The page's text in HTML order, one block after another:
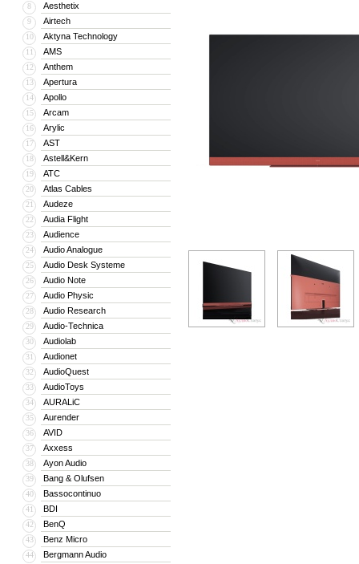
8 Aesthetix
9 Airtech
10 Aktyna Technology
11 AMS
12 Anthem
13 Apertura
14 Apollo
15 Arcam
16 Arylic
17 AST
18 Astell&Kern
19 ATC
20 Atlas Cables
21 Audeze
22 Audia Flight
23 Audience
24 Audio Analogue
25 Audio Desk Systeme
26 Audio Note
27 Audio Physic
28 Audio Research
29 Audio-Technica
30 Audiolab
31 Audionet
32 AudioQuest
33 AudioToys
34 AURALiC
35 Aurender
36 AVID
37 Axxess
38 Ayon Audio
39 Bang & Olufsen
40 Bassocontinuo
41 BDI
42 BenQ
43 Benz Micro
44 Bergmann Audio